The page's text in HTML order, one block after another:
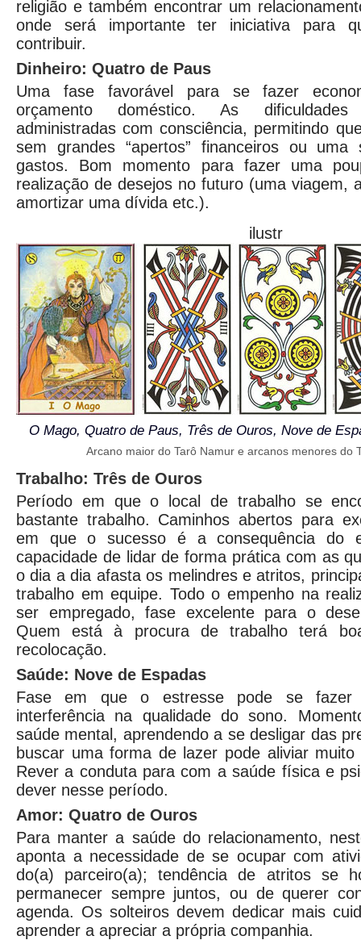
religião e também encontrar um
onde será importante ter iniciativa para
contribuir.
Dinheiro: Quatro de Paus
Uma fase favorável para se fazer
orçamento doméstico. As
administradas com consciência, permitindo
sem grandes “apertos” financeiros ou uma
gastos. Bom momento para fazer uma
realização de desejos no futuro (uma viagem,
amortizar uma dívida etc.).
ilustr
O Mago, Quatro de Paus, Três de Ouros, Nove de
Arcano maior do Tarô Namur e arcanos menores do
Trabalho: Três de Ouros
Período em que o local de trabalho se
bastante trabalho. Caminhos abertos para
em que o sucesso é a consequência do
capacidade de lidar de forma prática com as
o dia a dia afasta os melindres e atritos,
trabalho em equipe. Todo o empenho na
ser empregado, fase excelente para o
Quem está à procura de trabalho terá
recolocação.
Saúde: Nove de Espadas
Fase em que o estresse pode se fazer
interferência na qualidade do sono.
saúde mental, aprendendo a se desligar das
buscar uma forma de lazer pode aliviar
Rever a conduta para com a saúde física e
dever nesse período.
Amor: Quatro de Ouros
Para manter a saúde do relacionamento,
aponta a necessidade de se ocupar com
do(a) parceiro(a); tendência de atritos se
permanecer sempre juntos, ou de querer
agenda. Os solteiros devem dedicar mais
aprender a apreciar a própria companhia.